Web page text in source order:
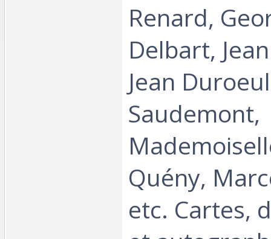
Renard,
Delbart,
Jean
Saudemont,
Quény,
etc. Cartes,